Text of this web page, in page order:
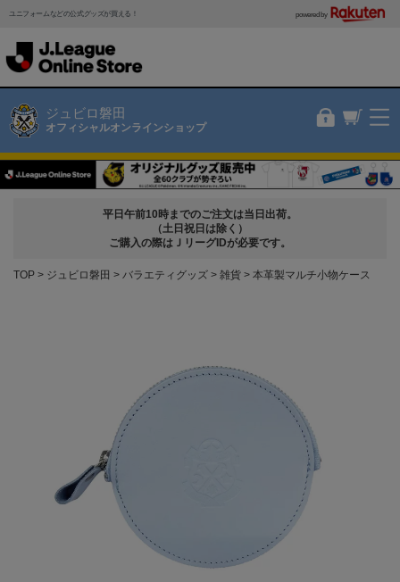
ユニフォームなどの公式グッズが買える！ powered by
ジュビロ磐田
オフィシャルオンラインショップ
平日午前10時までのご注文は当日出荷。
（土日祝日は除く）
ご購入の際はＪリーグIDが必要です。
TOP ジュビロ磐田 バラエティグッズ 雑貨 本革製マルチ小物ケース